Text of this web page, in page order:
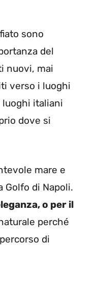
sono
del
nuovi, mai
verso i luoghi
luoghi italiani
dove si
mare e
Golfo di Napoli.
o per il
perché
di